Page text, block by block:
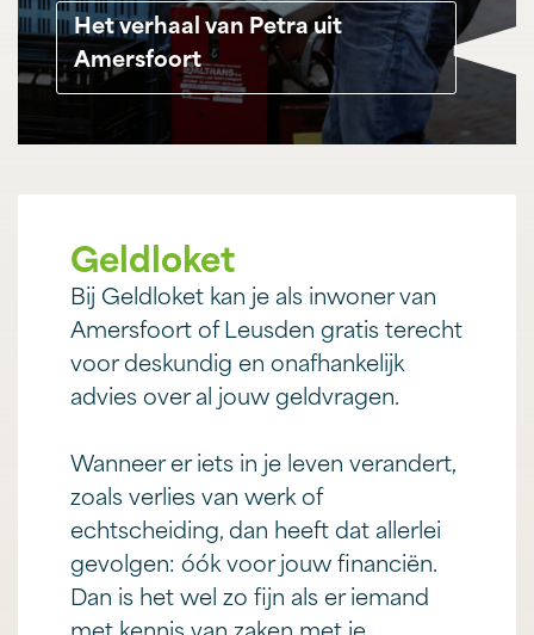
Het verhaal van Petra uit
Amersfoort
Geldloket
Bij Geldloket kan je als inwoner van
Amersfoort of Leusden gratis terecht
voor deskundig en onafhankelijk
advies over al jouw geldvragen.
Wanneer er iets in je leven verandert,
zoals verlies van werk of
echtscheiding, dan heeft dat allerlei
gevolgen: óók voor jouw financiën.
Dan is het wel zo fijn als er iemand